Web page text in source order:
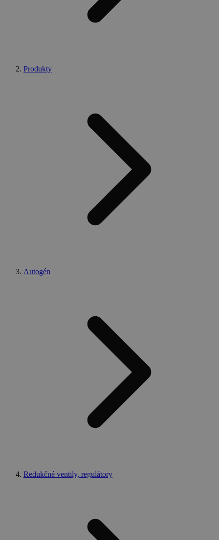
Produkty
Autogén
Redukčné ventily, regulátory